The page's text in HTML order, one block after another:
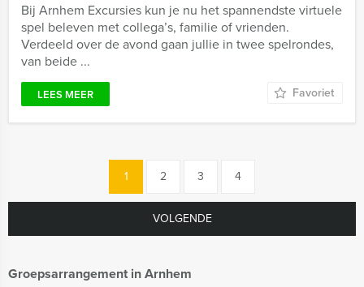
Groepsarrangement in Arnhem
Bij Arnhem Excursies kun je nu het spannendste virtuele
spel beleven met collega’s, familie of vrienden.
Verdeeld over de avond gaan jullie in twee spelrondes,
van beide ...
LEES MEER Favoriet
1 2 3 4
VOLGENDE